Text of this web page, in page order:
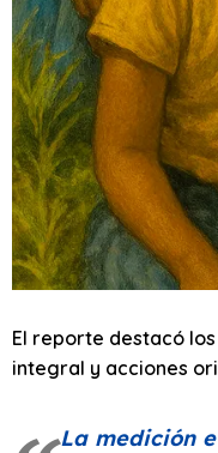
El reporte destacó
integral y acciones
La medición